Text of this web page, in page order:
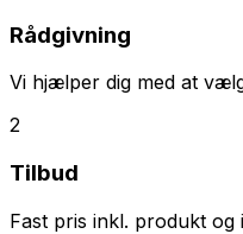
Rådgivning
Vi hjælper dig med at
2
Tilbud
Fast pris inkl. produkt og